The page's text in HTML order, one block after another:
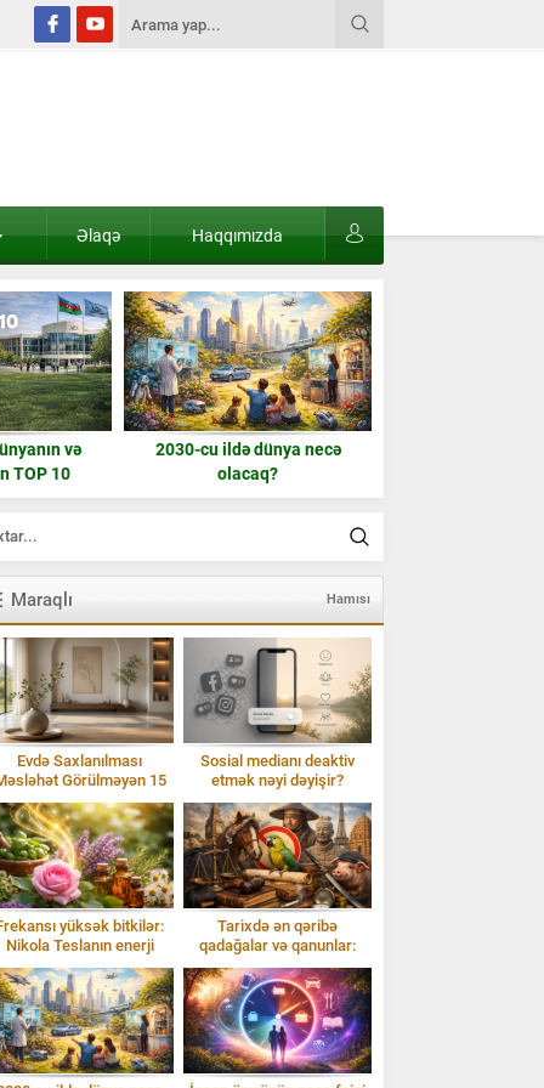
Əlaqə Haqqımızda
və
TOP 10
2030-cu ildə dünya necə
olacaq?
Maraqlı Hamısı
Evdə Saxlanılması
Görülməyən 15
Əşya: Enerji və Ruzi
Sosial medianı deaktiv
etmək nəyi dəyişir?
yüksək bitkilər:
Nikola Teslanın enerji
baxışı və Isparta gülü
Tarixdə ən qəribə
qadağalar və qanunlar:
Təəccübləndirən faktlar